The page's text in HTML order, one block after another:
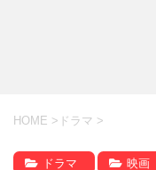
HOME > ドラマ >
ドラマ 映画